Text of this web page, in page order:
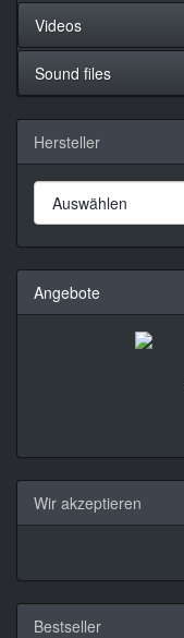
Videos
Sound files
Hersteller
Angebote
Wir akzeptieren
Bestseller